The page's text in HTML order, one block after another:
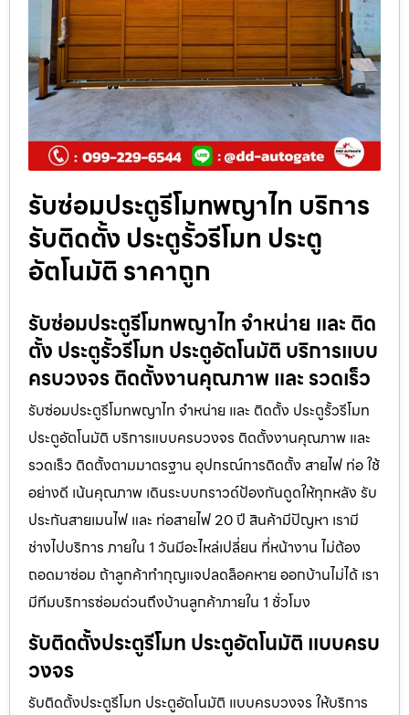
รับซ่อมประตูรีโมทพญาไท บริการ
รับติดตั้ง ประตูรั้วรีโมท ประตู
อัตโนมัติ ราคาถูก
รับซ่อมประตูรีโมทพญาไท จำหน่าย และ ติด
ตั้ง ประตูรั้วรีโมท ประตูอัตโนมัติ บริการแบบ
ครบวงจร ติดตั้งงานคุณภาพ และ รวดเร็ว
รับซ่อมประตูรีโมทพญาไท จำหน่าย และ ติดตั้ง ประตูรั้วรีโมท
ประตูอัตโนมัติ บริการแบบครบวงจร ติดตั้งงานคุณภาพ และ
รวดเร็ว ติดตั้งตามมาตรฐาน อุปกรณ์การติดตั้ง สายไฟ ท่อ ใช้
อย่างดี เน้นคุณภาพ เดินระบบกราวด์ป้องกันดูดให้ทุกหลัง รับ
ประกันสายเมนไฟ และ ท่อสายไฟ 20 ปี สินค้ามีปัญหา เรามี
ช่างไปบริการ ภายใน 1 วันมีอะไหล่เปลี่ยน ที่หน้างาน ไม่ต้อง
ถอดมาซ่อม ถ้าลูกค้าทำกุญแจปลดล็อคหาย ออกบ้านไม่ได้ เรา
มีทีมบริการซ่อมด่วนถึงบ้านลูกค้าภายใน 1 ชั่วโมง
รับติดตั้งประตูรีโมท ประตูอัตโนมัติ แบบครบ
วงจร
รับติดตั้งประตูรีโมท ประตูอัตโนมัติ แบบครบวงจร ให้บริการ